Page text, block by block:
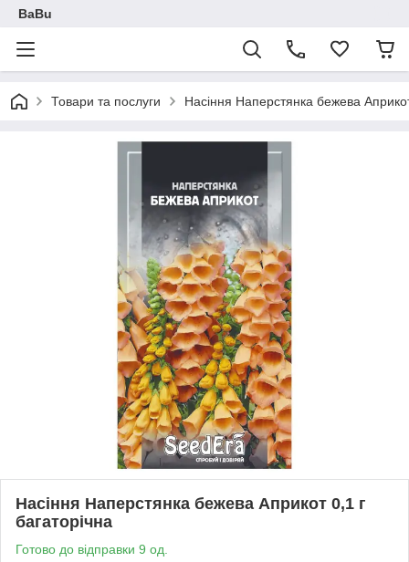
BaBu
Товари та послуги Насіння Наперстянка бежева
Насіння Наперстянка бежева Априкот 0,1 г
багаторічна
Готово до відправки 9 од.